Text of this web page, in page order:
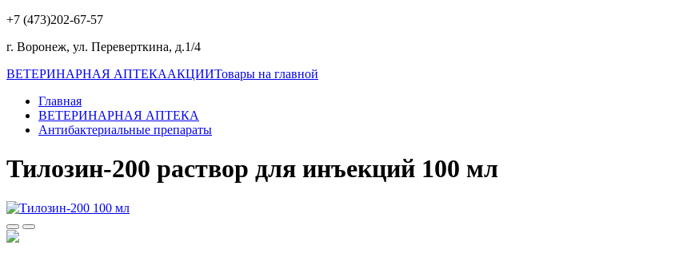
+7 (473)202-67-57
г. Воронеж, ул. Переверткина, д.1/4
ВЕТЕРИНАРНАЯ АПТЕКААКЦИИТовары на главной
Главная
ВЕТЕРИНАРНАЯ АПТЕКА
Антибактериальные препараты
Тилозин-200 раствор для инъекций 100 мл